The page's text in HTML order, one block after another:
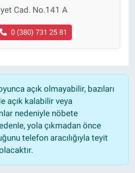
Cad. No.141 A
0 (380) 731 25 81
açık olmayabilir, bazıları
açık kalabilir veya
nedeniyle nöbete
yola çıkmadan önce
telefon aracılığıyla teyit